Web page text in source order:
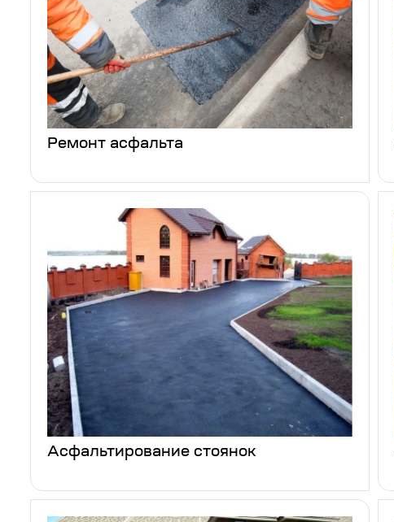
Ремонт асфальта
Асфальтирование стоянок